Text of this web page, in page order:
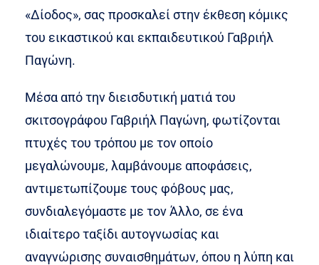
«Δίοδος», σας προσκαλεί στην έκθεση κόμικς
του εικαστικού και εκπαιδευτικού Γαβριήλ
Παγώνη.
Μέσα από την διεισδυτική ματιά του
σκιτσογράφου Γαβριήλ Παγώνη, φωτίζονται
πτυχές του τρόπου με τον οποίο
μεγαλώνουμε, λαμβάνουμε αποφάσεις,
αντιμετωπίζουμε τους φόβους μας,
συνδιαλεγόμαστε με τον Άλλο, σε ένα
ιδιαίτερο ταξίδι αυτογνωσίας και
αναγνώρισης συναισθημάτων, όπου η λύπη και